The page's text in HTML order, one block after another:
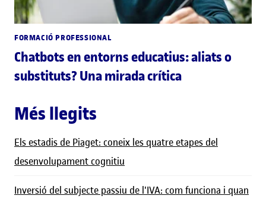
FORMACIÓ PROFESSIONAL
Chatbots en entorns educatius: aliats o
substituts? Una mirada crítica
Més llegits
Els estadis de Piaget: coneix les quatre etapes del
desenvolupament cognitiu
Inversió del subjecte passiu de l'IVA: com funciona i quan